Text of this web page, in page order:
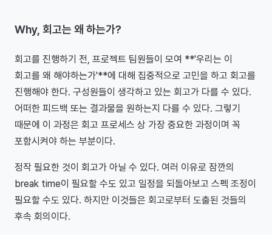
Why, 회고는 왜 하는가?
회고를 진행하기 전, 프로젝트 팀원들이 모여 **'우리는 이
회고를 왜 해야하는가'**에 대해 집중적으로 고민을 하고 회고를
진행해야 한다. 구성원들이 생각하고 있는 회고가 다를 수 있다.
어떠한 피드백 또는 결과물을 원하는지 다를 수 있다. 그렇기
때문에 이 과정은 회고 프로세스 상 가장 중요한 과정이며 꼭
포함시켜야 하는 부분이다.
정작 필요한 것이 회고가 아닐 수 있다. 여러 이유로 잠깐의
break time이 필요할 수도 있고 일정을 되돌아보고 스펙 조정이
필요할 수도 있다. 하지만 이것들은 회고로부터 도출된 것들의
후속 회의이다.